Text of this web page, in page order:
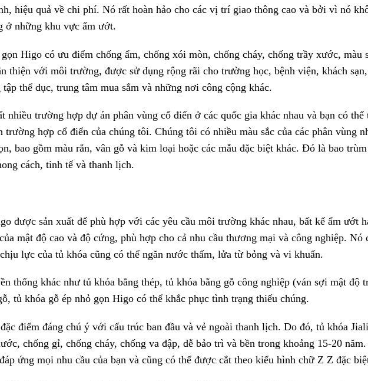
hiệu quả về chi phí. Nó rất hoàn hảo cho các vị trí giao thông cao và bởi vì nó
ở những khu vực ẩm ướt.
Higo có ưu điểm chống ẩm, chống xói mòn, chống cháy, chống trầy xước, màu
thiện với môi trường, được sử dụng rộng rãi cho trường học, bệnh viện, khách
thể dục, trung tâm mua sắm và những nơi công cộng khác.
nhiều trường hợp dự án phân vùng cổ điển ở các quốc gia khác nhau và bạn có thể
trường hợp cổ điển của chúng tôi. Chúng tôi có nhiều màu sắc của các phân vùng
bao gồm màu rắn, vân gỗ và kim loại hoặc các mẫu đặc biệt khác. Đó là bao trùm
cách, tinh tế và thanh lịch.
được sản xuất để phù hợp với các yêu cầu môi trường khác nhau, bất kể ẩm ướt
mật độ cao và độ cứng, phù hợp cho cả nhu cầu thương mại và công nghiệp. Nó
lực của tủ khóa cũng có thể ngăn nước thấm, lửa từ bỏng và vi khuẩn.
thống khác như tủ khóa bằng thép, tủ khóa bằng gỗ công nghiệp (ván sợi mật độ
tủ khóa gỗ ép nhỏ gọn Higo có thể khắc phục tình trạng thiếu chúng.
điểm đáng chú ý với cấu trúc ban đầu và vẻ ngoài thanh lịch. Do đó, tủ khóa
chống gỉ, chống cháy, chống va đập, dễ bảo trì và bền trong khoảng 15-20
ứng mọi nhu cầu của bạn và cũng có thể được cắt theo kiểu hình chữ Z Z đặc